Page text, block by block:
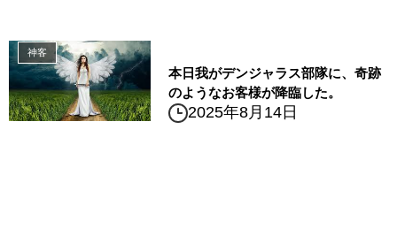
神客
本日我がデンジャラス部隊に、奇跡
のようなお客様が降臨した。
2025年8月14日